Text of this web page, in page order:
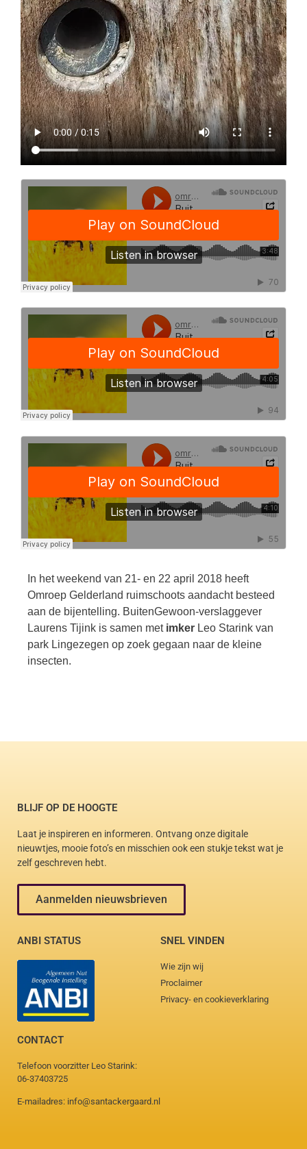
In het weekend van 21- en 22 april 2018 heeft
Omroep Gelderland ruimschoots aandacht besteed
aan de bijentelling. BuitenGewoon-verslaggever
Laurens Tijink is samen met imker Leo Starink van
park Lingezegen op zoek gegaan naar de kleine
insecten.
BLIJF OP DE HOOGTE
Laat je inspireren en informeren. Ontvang onze digitale
nieuwtjes, mooie foto’s en misschien ook een stukje tekst wat je
zelf geschreven hebt.
Aanmelden nieuwsbrieven
ANBI STATUS SNEL VINDEN
Wie zijn wij
Proclaimer
Privacy- en cookieverklaring
CONTACT
Telefoon voorzitter Leo Starink:
06-37403725
E-mailadres: info@santackergaard.nl